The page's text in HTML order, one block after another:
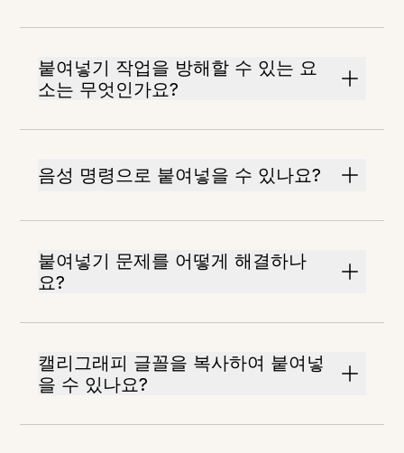
붙여넣기 작업을 방해할 수 있는 요
소는 무엇인가요?
음성 명령으로 붙여넣을 수 있나요?
붙여넣기 문제를 어떻게 해결하나
요?
캘리그래피 글꼴을 복사하여 붙여넣
을 수 있나요?